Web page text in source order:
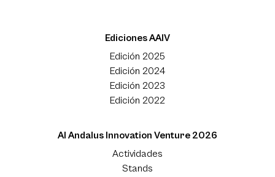
Ediciones AAIV
Edición 2025
Edición 2024
Edición 2023
Edición 2022
Al Andalus Innovation Venture 2026
Actividades
Stands